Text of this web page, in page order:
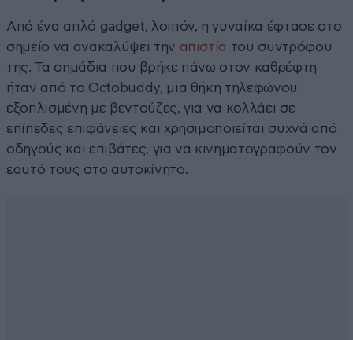
Από ένα απλό gadget, λοιπόν, η γυναίκα έφτασε στο
σημείο να ανακαλύψει την απιστία του συντρόφου
της. Τα σημάδια που βρήκε πάνω στον καθρέφτη
ήταν από το Octobuddy, μια θήκη τηλεφώνου
εξοπλισμένη με βεντούζες, για να κολλάει σε
επίπεδες επιφάνειες και χρησιμοποιείται συχνά από
οδηγούς και επιβάτες, για να κινηματογραφούν τον
εαυτό τους στο αυτοκίνητο.